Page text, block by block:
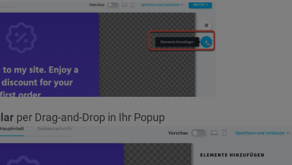
per Drag-and-Drop in Ihr Popup